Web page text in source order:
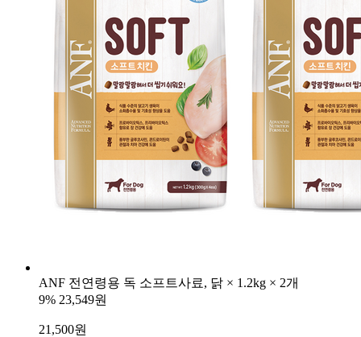
ANF 전연령용 독 소프트사료, 닭 × 1.2kg × 2개
9% 23,549원
21,500원